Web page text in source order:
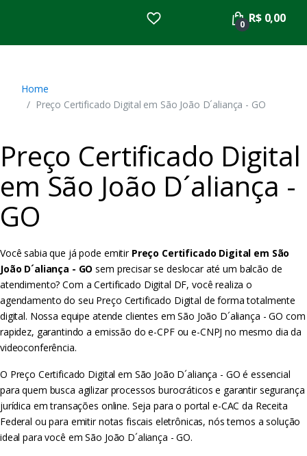
:
0 R$ 0,00
Home
Preço Certificado Digital em São João D´aliança - GO
Preço Certificado Digital
em São João D´aliança -
GO
Você sabia que já pode emitir Preço Certificado Digital em São
João D´aliança - GO sem precisar se deslocar até um balcão de
atendimento? Com a Certificado Digital DF, você realiza o
agendamento do seu Preço Certificado Digital de forma totalmente
digital. Nossa equipe atende clientes em São João D´aliança - GO com
rapidez, garantindo a emissão do e-CPF ou e-CNPJ no mesmo dia da
videoconferência.
O Preço Certificado Digital em São João D´aliança - GO é essencial
para quem busca agilizar processos burocráticos e garantir segurança
jurídica em transações online. Seja para o portal e-CAC da Receita
Federal ou para emitir notas fiscais eletrônicas, nós temos a solução
ideal para você em São João D´aliança - GO.